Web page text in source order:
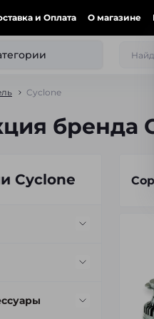
и Оплата О магазине
Cyclone
бренда
Cyclone
света